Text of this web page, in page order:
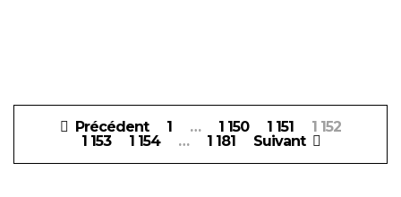
publications
Précédent 1 … 1 150 1 151
1 152
1 153
1 154 … 1 181 Suivant